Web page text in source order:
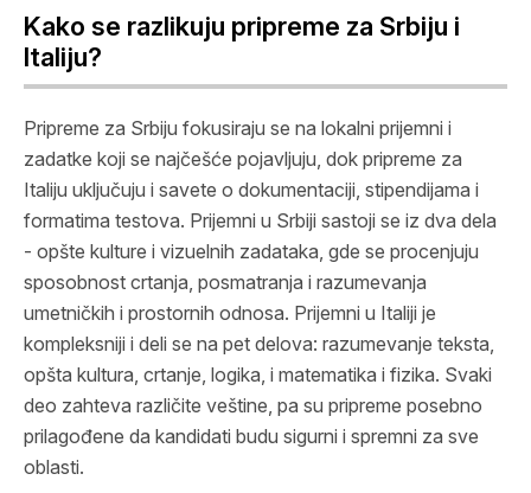
Kako se razlikuju pripreme za Srbiju i
Italiju?
Pripreme za Srbiju fokusiraju se na lokalni prijemni i
zadatke koji se najčešće pojavljuju, dok pripreme za
Italiju uključuju i savete o dokumentaciji, stipendijama i
formatima testova. Prijemni u Srbiji sastoji se iz dva dela
- opšte kulture i vizuelnih zadataka, gde se procenjuju
sposobnost crtanja, posmatranja i razumevanja
umetničkih i prostornih odnosa. Prijemni u Italiji je
kompleksniji i deli se na pet delova: razumevanje teksta,
opšta kultura, crtanje, logika, i matematika i fizika. Svaki
deo zahteva različite veštine, pa su pripreme posebno
prilagođene da kandidati budu sigurni i spremni za sve
oblasti.